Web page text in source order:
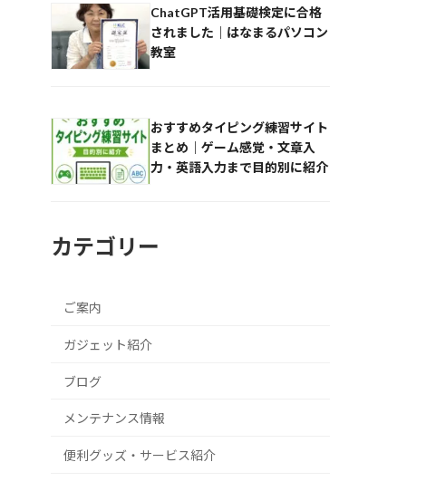
ChatGPT活用基礎検定に合格
されました｜はなまるパソコン
教室
おすすめタイピング練習サイト
まとめ｜ゲーム感覚・文章入
力・英語入力まで目的別に紹介
カテゴリー
ご案内
ガジェット紹介
ブログ
メンテナンス情報
便利グッズ・サービス紹介